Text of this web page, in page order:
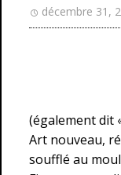
décembre 31,
(également dit
Art nouveau,
soufflé au